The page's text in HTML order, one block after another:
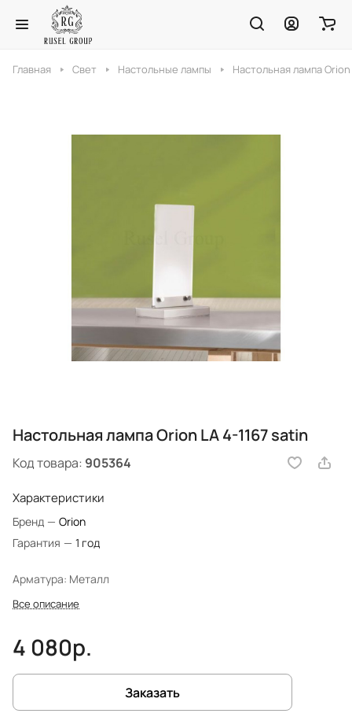
Главная Свет Настольные лампы Настольная лампа
Настольная лампа Orion LA 4-1167 satin
Код товара: 905364
Характеристики
Бренд — Orion
Гарантия — 1 год
Арматура: Металл
Все описание
4 080р.
Заказать